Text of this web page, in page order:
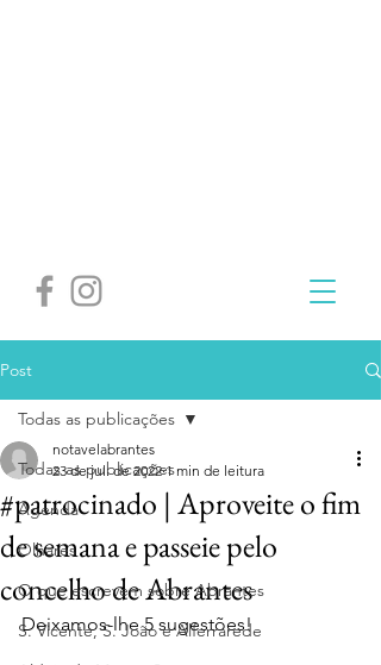
Post
Todas as publicações
Agenda
Olhares
O que escrevem sobre Abrantes
S. Vicente, S. João e Alferrarede
Todas as publicações
#patrocinado | Aproveite o fim
de semana e passeie pelo
concelho de Abrantes
notavelabrantes
23 de jul. de 2022 1 min de leitura
Deixamos-lhe 5 sugestões!